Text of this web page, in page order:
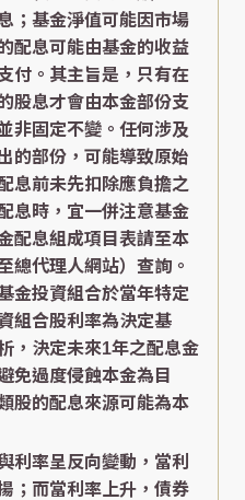
；基金淨值可能因市場
配息可能由基金的收益
付。其主旨是，只有在
股息才會由本金部份支
非固定不變。任何涉及
的部份，可能導致原始
息前未先扣除應負擔之
息時，宜一併注意基金
配息組成項目表請至本
總代理人網站）查詢。
金投資組合於當年特定
組合股利率為決定基
，決定未來1年之配息金
免過度侵蝕本金為目
股的配息來源可能為本
利率呈反向變動，當利
；而當利率上升，債券